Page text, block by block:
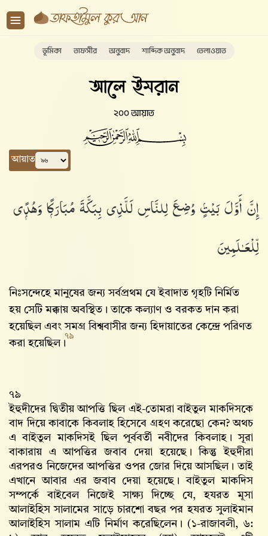
ভূমিকা তাফসীর অনুবাদ শাব্দিক অনুবাদ তেলাওয়াত
আলে ইমরান
২০০ আয়াত
আয়াত
إِنَّ أَوَّلَ بَيْتٍۢ وُضِعَ لِلنَّاسِ لَلَّذِى بِبَكَّةَ مُبَارَكًۭا وَهُدًۭى
لِّلْعَـٰلَمِينَ
নিঃসন্দেহে মানুষের জন্য সর্বপ্রথম যে ইবাদাত গৃহটি নির্মিত
হয় সেটি মক্কায় অবস্থিত। তাকে কল্যাণ ও বরকত দান করা
হয়েছিল এবং সমগ্র বিশ্ববাসীর জন্য হিদায়াতের কেন্দ্রে পরিণত
করা হয়েছিল।
৭৯
৭৯
ইহুদীদের দ্বিতীয় আপত্তি ছিল এই-তোমরা বাইতুল মাকদিসকে
বাদ দিয়ে কাবাকে কিবলাহ হিসেবে গ্রহণ করেছো কেন? অথচ
এ বাইতুল মাকদিসই ছিল পূর্ববর্তী নবীদের কিবলাহ। সূরা
বাকারায় এ আপত্তির জবাব দেয়া হয়েছে। কিন্তু ইহুদীরা
এরপরও নিজেদের আপত্তির ওপর জোর দিয়ে আসছিল। তাই
এখানে আবার এর জবাব দেয়া হয়েছে। বাইতুল মাকদিস
সম্পর্কে বাইবেল নিজেই সাক্ষ্য দিচ্ছে যে, হযরত মূসা
আলাইহিস সালামের সাড়ে চারশো বছর পর হযরত সুলাইমান
আলাইহিস সালাম এটি নির্মাণ করেছিলেন। (১-রাজাবলী, ৬: